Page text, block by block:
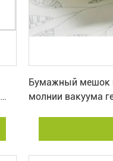
Бумажный мешок
молнии вакуума